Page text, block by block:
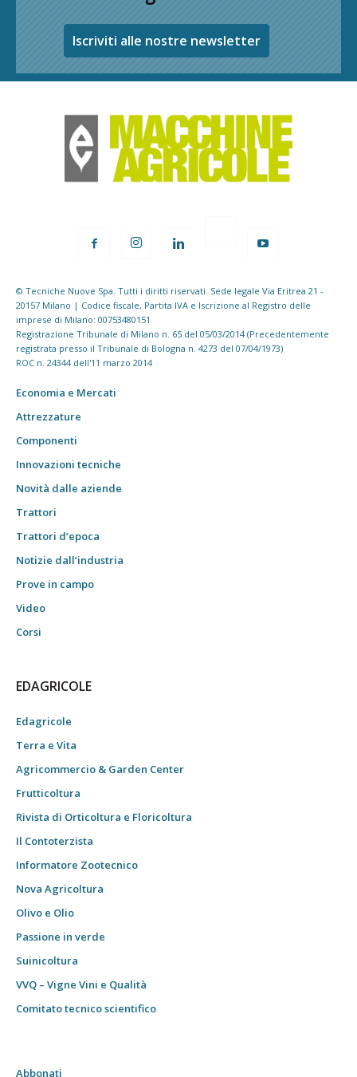
Iscriviti alle nostre newsletter
© Tecniche Nuove Spa. Tutti i diritti riservati. Sede legale Via Eritrea 21 -
20157 Milano | Codice fiscale, Partita IVA e Iscrizione al Registro delle
imprese di Milano: 00753480151
Registrazione Tribunale di Milano n. 65 del 05/03/2014 (Precedentemente
registrata presso il Tribunale di Bologna n. 4273 del 07/04/1973)
ROC n. 24344 dell'11 marzo 2014
Economia e Mercati
Attrezzature
Componenti
Innovazioni tecniche
Novità dalle aziende
Trattori
Trattori d’epoca
Notizie dall’industria
Prove in campo
Video
Corsi
EDAGRICOLE
Edagricole
Terra e Vita
Agricommercio & Garden Center
Frutticoltura
Rivista di Orticoltura e Floricoltura
Il Contoterzista
Informatore Zootecnico
Nova Agricoltura
Olivo e Olio
Passione in verde
Suinicoltura
VVQ – Vigne Vini e Qualità
Comitato tecnico scientifico
Abbonati